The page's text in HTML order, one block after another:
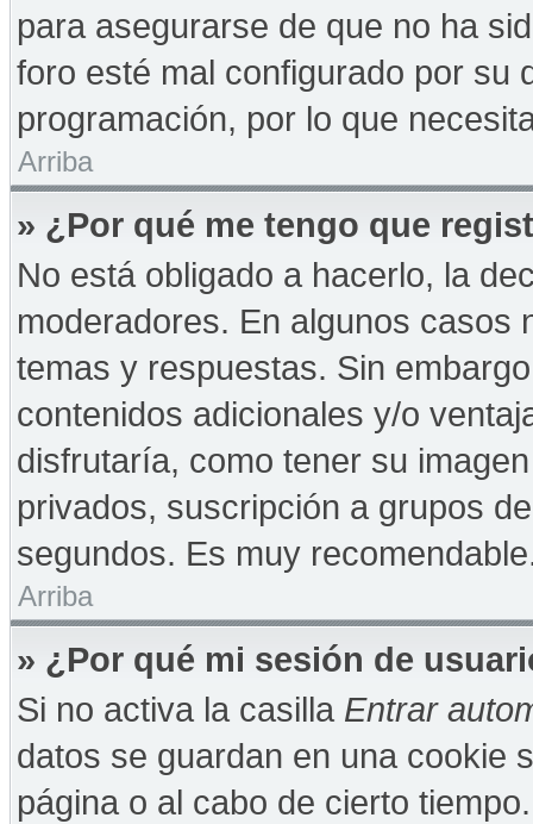
para asegurarse de que no ha
foro esté mal configurado por su
programación, por lo que
Arriba
» ¿Por qué me tengo que
No está obligado a hacerlo, la
moderadores. En algunos casos
temas y respuestas. Sin
contenidos adicionales y/o
disfrutaría, como tener su
privados, suscripción a grupos
segundos. Es muy
Arriba
» ¿Por qué mi sesión de
Si no activa la casilla Entrar
datos se guardan en una cookie
página o al cabo de cierto